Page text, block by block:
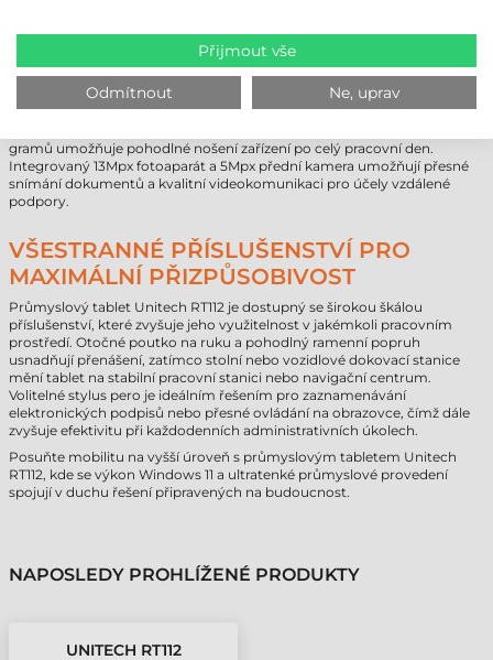
dat. Díky volitelnému 1D/2D snímači čárových kódů lze inventarizaci
nebo zpracování objednávek provést během několika sekund, a to na
krátké i dlouhé vzdálenosti. Technologie Bluetooth 5.2 zajišťuje
spolehlivé a energeticky úsporné propojení s různými periferními
zařízeními, jako jsou mobilní tiskárny nebo externí skenery.
gramů umožňuje pohodlné nošení zařízení po celý pracovní den.
Integrovaný 13Mpx fotoaparát a 5Mpx přední kamera umožňují přesné
snímání dokumentů a kvalitní videokomunikaci pro účely vzdálené
podpory.
VŠESTRANNÉ PŘÍSLUŠENSTVÍ PRO
MAXIMÁLNÍ PŘIZPŮSOBIVOST
Průmyslový tablet Unitech RT112 je dostupný se širokou škálou
příslušenství, které zvyšuje jeho využitelnost v jakémkoli pracovním
prostředí. Otočné poutko na ruku a pohodlný ramenní popruh
usnadňují přenášení, zatímco stolní nebo vozidlové dokovací stanice
mění tablet na stabilní pracovní stanici nebo navigační centrum.
Volitelné stylus pero je ideálním řešením pro zaznamenávání
elektronických podpisů nebo přesné ovládání na obrazovce, čímž dále
zvyšuje efektivitu při každodenních administrativních úkolech.
Posuňte mobilitu na vyšší úroveň s průmyslovým tabletem Unitech
RT112, kde se výkon Windows 11 a ultratenké průmyslové provedení
spojují v duchu řešení připravených na budoucnost.
NAPOSLEDY PROHLÍŽENÉ PRODUKTY
UNITECH RT112
Přijmout vše
Odmítnout Ne, uprav